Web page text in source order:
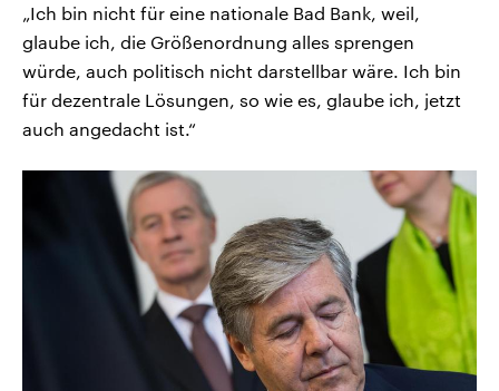
„Ich bin nicht für eine nationale Bad Bank, weil,
glaube ich, die Größenordnung alles sprengen
würde, auch politisch nicht darstellbar wäre. Ich bin
für dezentrale Lösungen, so wie es, glaube ich, jetzt
auch angedacht ist.“